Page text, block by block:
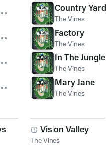
Country Yard
The Vines
Factory
The Vines
In The Jungle
The Vines
Mary Jane
The Vines
Vision Valley
The Vines